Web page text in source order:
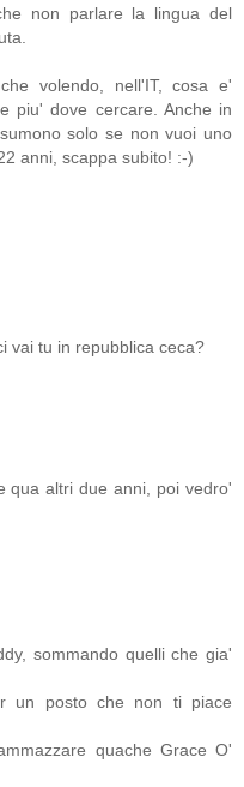
non parlare la lingua del
volendo, nell'IT, cosa e'
piu' dove cercare. Anche in
solo se non vuoi uno
anni, scappa subito! :-)
vai tu in repubblica ceca?
qua altri due anni, poi vedro'
sommando quelli che gia'
un posto che non ti piace
quache Grace O'